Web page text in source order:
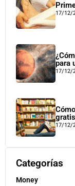
17/12/
para
17/12/
gratis
17/12/
Categorías
Money